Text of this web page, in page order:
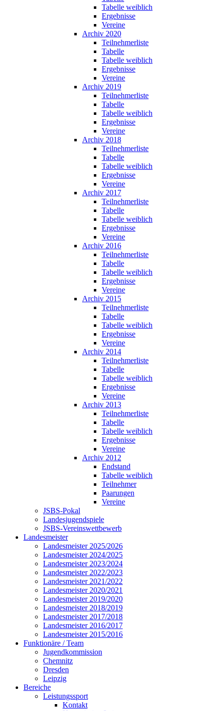
Tabelle weiblich
Ergebnisse
Vereine
Archiv 2020
Teilnehmerliste
Tabelle
Tabelle weiblich
Ergebnisse
Vereine
Archiv 2019
Teilnehmerliste
Tabelle
Tabelle weiblich
Ergebnisse
Vereine
Archiv 2018
Teilnehmerliste
Tabelle
Tabelle weiblich
Ergebnisse
Vereine
Archiv 2017
Teilnehmerliste
Tabelle
Tabelle weiblich
Ergebnisse
Vereine
Archiv 2016
Teilnehmerliste
Tabelle
Tabelle weiblich
Ergebnisse
Vereine
Archiv 2015
Teilnehmerliste
Tabelle
Tabelle weiblich
Ergebnisse
Vereine
Archiv 2014
Teilnehmerliste
Tabelle
Tabelle weiblich
Ergebnisse
Vereine
Archiv 2013
Teilnehmerliste
Tabelle
Tabelle weiblich
Ergebnisse
Vereine
Archiv 2012
Endstand
Tabelle weiblich
Teilnehmer
Paarungen
Vereine
JSBS-Pokal
Landesjugendspiele
JSBS-Vereinswettbewerb
Landesmeister
Landesmeister 2025/2026
Landesmeister 2024/2025
Landesmeister 2023/2024
Landesmeister 2022/2023
Landesmeister 2021/2022
Landesmeister 2020/2021
Landesmeister 2019/2020
Landesmeister 2018/2019
Landesmeister 2017/2018
Landesmeister 2016/2017
Landesmeister 2015/2016
Funktionäre / Team
Jugendkommission
Chemnitz
Dresden
Leipzig
Bereiche
Leistungssport
Kontakt